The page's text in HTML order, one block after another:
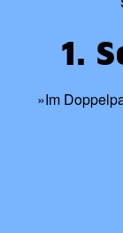
1.
»Im